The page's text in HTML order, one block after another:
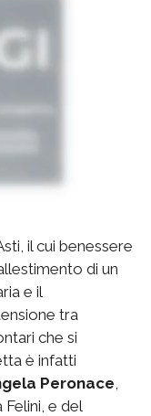
il cui benessere
di un
e il
tra
che si
è infatti
Peronace
e del